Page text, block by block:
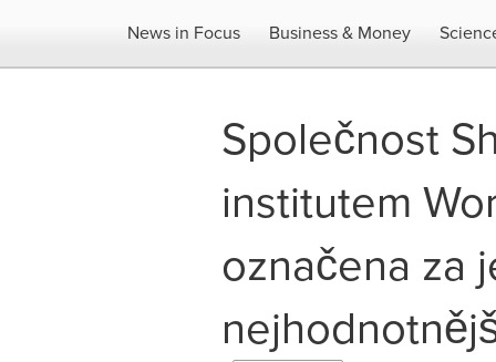
News in Focus Business & Money
Společnost
institutem
označena za